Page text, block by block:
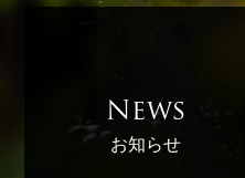
News
お知らせ